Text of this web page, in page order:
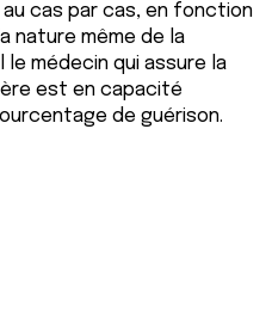
cas par cas, en fonction
nature même de la
le médecin qui assure la
est en capacité
de guérison.